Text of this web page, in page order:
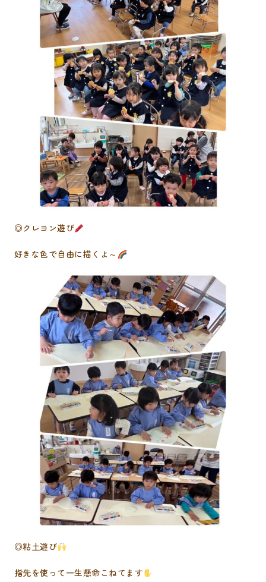
◎クレヨン遊び
好きな色で自由に描くよ～
◎粘土遊び
指先を使って一生懸命こねてます